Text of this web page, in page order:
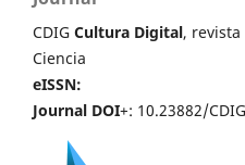
CDIG Cultura Digital,
Ciencia
eISSN:
Journal DOI+: 10.23882/CDIG